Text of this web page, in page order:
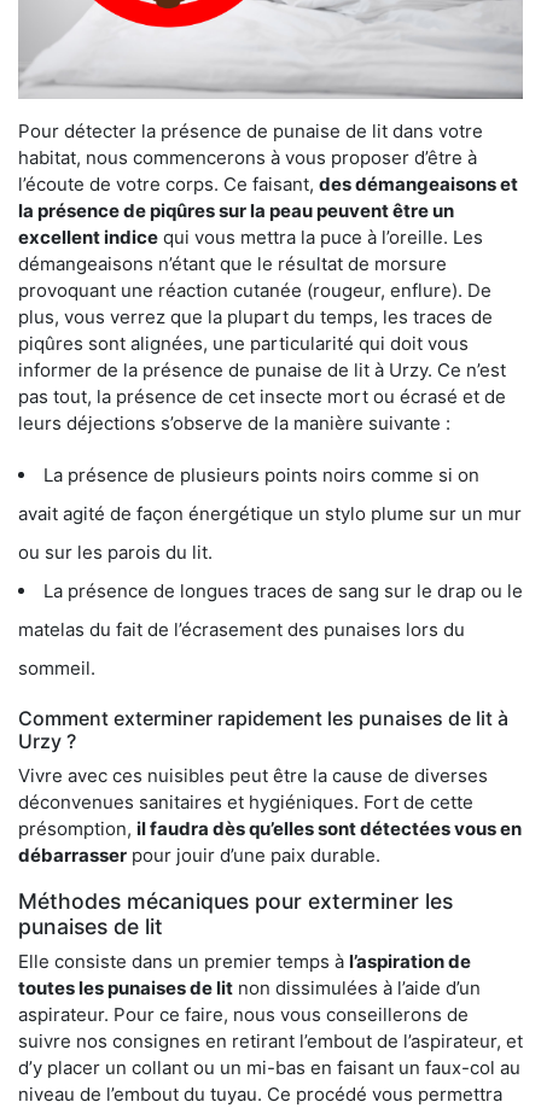
Pour détecter la présence de punaise de lit dans votre
habitat, nous commencerons à vous proposer d’être à
l’écoute de votre corps. Ce faisant, des démangeaisons et
la présence de piqûres sur la peau peuvent être un
excellent indice qui vous mettra la puce à l’oreille. Les
démangeaisons n’étant que le résultat de morsure
provoquant une réaction cutanée (rougeur, enflure). De
plus, vous verrez que la plupart du temps, les traces de
piqûres sont alignées, une particularité qui doit vous
informer de la présence de punaise de lit à Urzy. Ce n’est
pas tout, la présence de cet insecte mort ou écrasé et de
leurs déjections s’observe de la manière suivante :
La présence de plusieurs points noirs comme si on
avait agité de façon énergétique un stylo plume sur un mur
ou sur les parois du lit.
La présence de longues traces de sang sur le drap ou le
matelas du fait de l’écrasement des punaises lors du
sommeil.
Comment exterminer rapidement les punaises de lit à
Urzy ?
Vivre avec ces nuisibles peut être la cause de diverses
déconvenues sanitaires et hygiéniques. Fort de cette
présomption, il faudra dès qu’elles sont détectées vous en
débarrasser pour jouir d’une paix durable.
Méthodes mécaniques pour exterminer les
punaises de lit
Elle consiste dans un premier temps à l’aspiration de
toutes les punaises de lit non dissimulées à l’aide d’un
aspirateur. Pour ce faire, nous vous conseillerons de
suivre nos consignes en retirant l’embout de l’aspirateur, et
d’y placer un collant ou un mi-bas en faisant un faux-col au
niveau de l’embout du tuyau. Ce procédé vous permettra